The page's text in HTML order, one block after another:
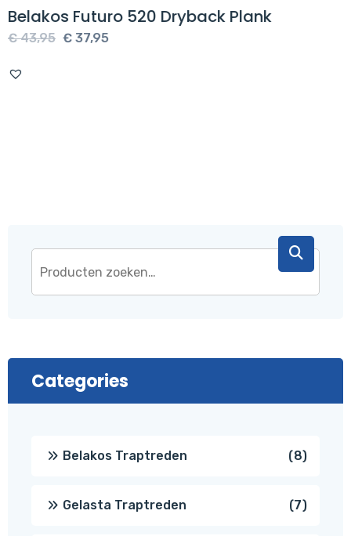
Belakos Futuro 520 Dryback Plank
€43,95 Oorspronkelijke
€ 37,95Huidige
Categories
Belakos Traptreden 88
Gelasta Traptreden 77